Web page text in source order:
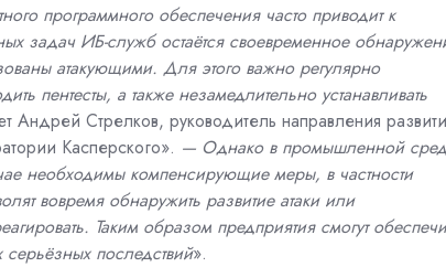
программного обеспечения часто приводит к
задач ИБ-служб остаётся своевременное
атакующими. Для этого важно регулярно
пентесты, а также незамедлительно устанавливать
Андрей Стрелков, руководитель направления
Касперского». — Однако в промышленной
необходимы компенсирующие меры, в частности
вовремя обнаружить развитие атаки или
Таким образом предприятия смогут
последствий».